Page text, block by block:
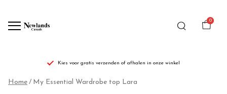
0
Kies voor gratis verzenden of afhalen in onze winkel
My
Home My Essential Wardrobe top Lara